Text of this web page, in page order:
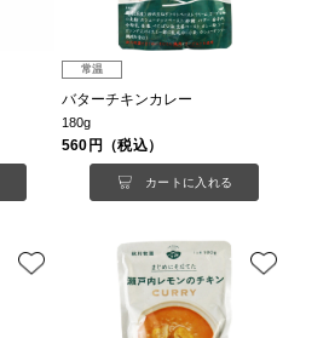
常温
バターチキンカレー
180g
560円（税込）
カートに入れる